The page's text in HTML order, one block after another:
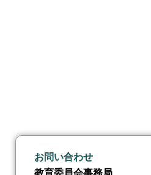
お問い合わせ
教育委員会事務局